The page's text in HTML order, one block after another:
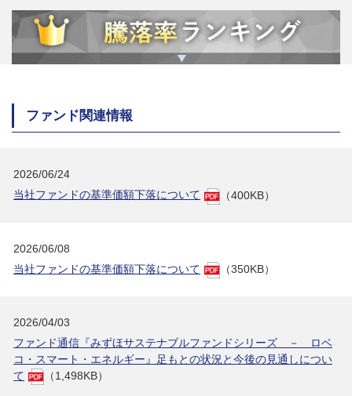
ファンド関連情報
2026/06/24
当社ファンドの基準価額下落について
（400KB）
2026/06/08
当社ファンドの基準価額下落について
（350KB）
2026/04/03
ファンド通信『みずほサステナブルファンドシリーズ － ロベ
コ・スマート・エネルギー』足もとの状況と今後の見通しについ
て
（1,498KB）